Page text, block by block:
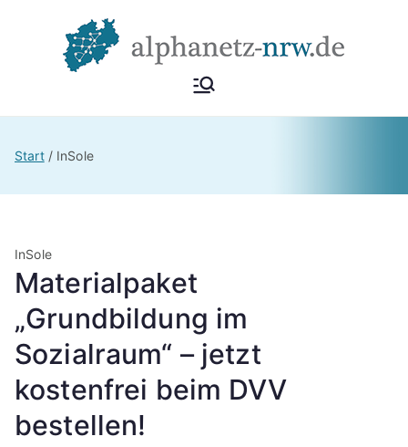
Alphan
Start InSole
InSole
Materialpaket
„Grundbildung im
Sozialraum“ – jetzt
kostenfrei beim DVV
bestellen!